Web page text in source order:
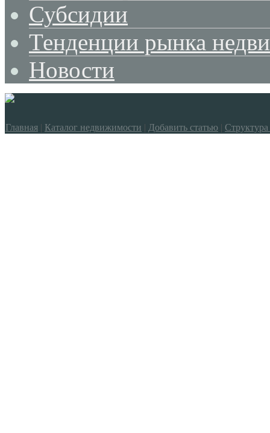
Субсидии
Тенденции рынка
Новости
Главная | Каталог недвижимости | Добавить статью | Структура